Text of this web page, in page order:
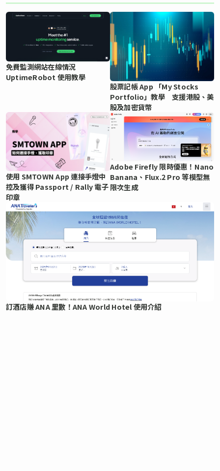
免費監測網站在線情況
UptimeRobot 使用教學
股票記帳 App 「My Stocks
Portfolio」教學 支援港股、美
股及加密貨幣
使用 SMTOWN App 連接手燈中
控及獲得 Passport / Rally 電子
印章
Adobe Firefly 限時優惠！Nano
Banana、Flux.2 Pro 等模型無
限次生成
訂酒店賺 ANA 里數！ANA World Hotel 使用介紹